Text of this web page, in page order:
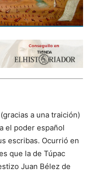
a una traición)
el poder español
escribas. Ocurrió en
que la de Túpac
Juan Bélez de